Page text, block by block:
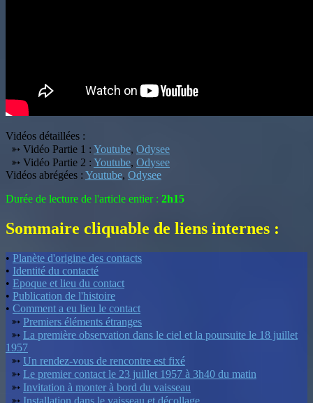
Vidéos détaillées :
➳ Vidéo Partie 1 : Youtube, Odysee
➳ Vidéo Partie 2 : Youtube, Odysee
Vidéos abrégées : Youtube, Odysee
Durée de lecture de l'article entier : 2h15
Sommaire cliquable de liens internes :
• Planète d'origine des contacts
• Identité du contacté
• Epoque et lieu du contact
• Publication de l'histoire
• Comment a eu lieu le contact
➳ Premiers éléments étranges
➳ La première observation dans le ciel et la poursuite le 18 juillet
1957
➳ Un rendez-vous de rencontre est fixé
➳ Le premier contact le 23 juillet 1957 à 3h40 du matin
➳ Invitation à monter à bord du vaisseau